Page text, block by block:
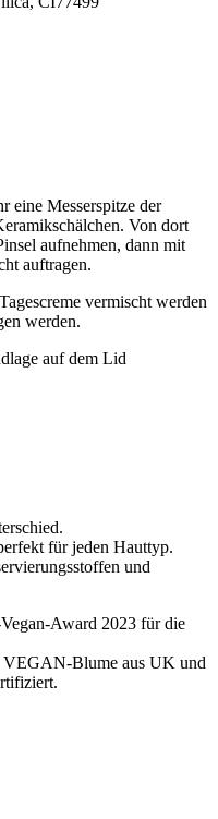
eine Messerspitze der
Von dort
aufnehmen, dann mit
auftragen.
vermischt werden
werden.
auf dem Lid
für jeden Hauttyp.
und
Award 2023 für die
VEGAN-Blume aus UK und